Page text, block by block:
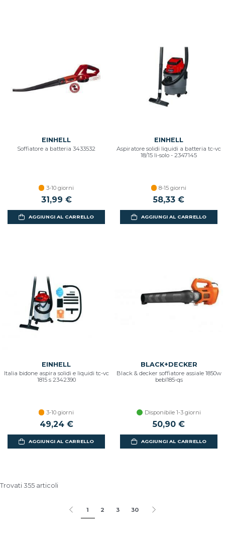
EINHELL
Soffiatore a batteria 3433532
3-10 giorni
31,99 €
AGGIUNGI AL CARRELLO
EINHELL
Aspiratore solidi liquidi a batteria tc-vc
18/15 li-solo - 2347145
8-15 giorni
58,33 €
AGGIUNGI AL CARRELLO
EINHELL
Italia bidone aspira solidi e liquidi tc-vc
1815 s 2342390
3-10 giorni
49,24 €
AGGIUNGI AL CARRELLO
BLACK+DECKER
Black & decker soffiatore assiale 1850w
bebl185-qs
Disponibile 1-3 giorni
50,90 €
AGGIUNGI AL CARRELLO
Trovati 355 articoli
1 2 3 30